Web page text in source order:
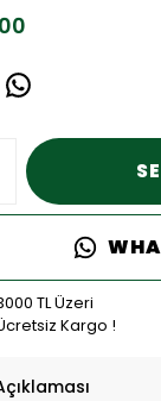
TL Üzeri
Kargo !